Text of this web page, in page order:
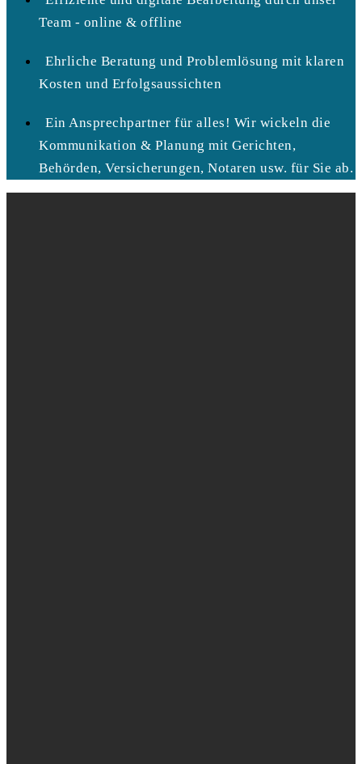
Team - online & offline
Ehrliche Beratung und Problemlösung mit klaren
Kosten und Erfolgsaussichten
Ein Ansprechpartner für alles! Wir wickeln die
Kommunikation & Planung mit Gerichten,
Behörden, Versicherungen, Notaren usw. für Sie ab.